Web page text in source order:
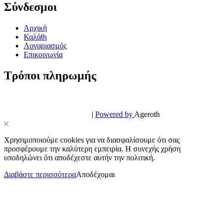
Σύνδεσμοι
Αρχική
Καλάθι
Λογαριασμός
Επικοινωνία
Τρόποι πληρωμής
| Powered by Ageroth
Χρησιμοποιούμε cookies για να διασφαλίσουμε ότι σας
προσφέρουμε την καλύτερη εμπειρία. Η συνεχής χρήση
υποδηλώνει ότι αποδέχεστε αυτήν την πολιτική.
Διαβάστε περισσότεραΑποδέχομαι